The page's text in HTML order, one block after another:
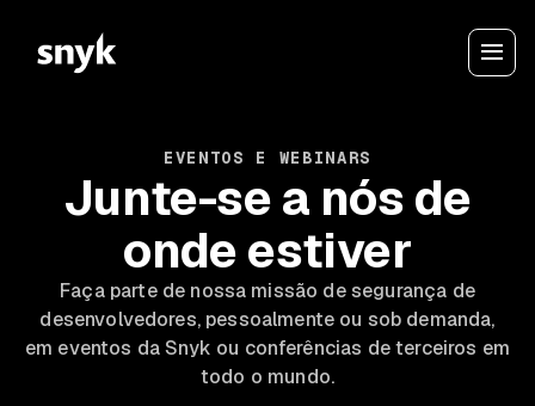
EVENTOS E WEBINARS
Junte-se a nós de
onde estiver
Faça parte de nossa missão de segurança de
desenvolvedores, pessoalmente ou sob demanda,
em eventos da Snyk ou conferências de terceiros em
todo o mundo.